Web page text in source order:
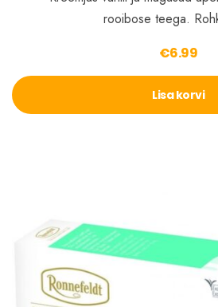
rooibose teega.
€6.99
Lisa korvi